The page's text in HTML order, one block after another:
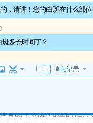
生命，但是患者的皮
用中药治疗、中西药
和饮食。注意补充营
白癜风的
光下，因为太阳能够
况下的人群，要注意
情况，制定相应的治
，请讲！您的白斑在什么部位
斑多长时间了？